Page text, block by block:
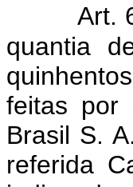
Art.
quantia
feitas por
Brasil S.
referida